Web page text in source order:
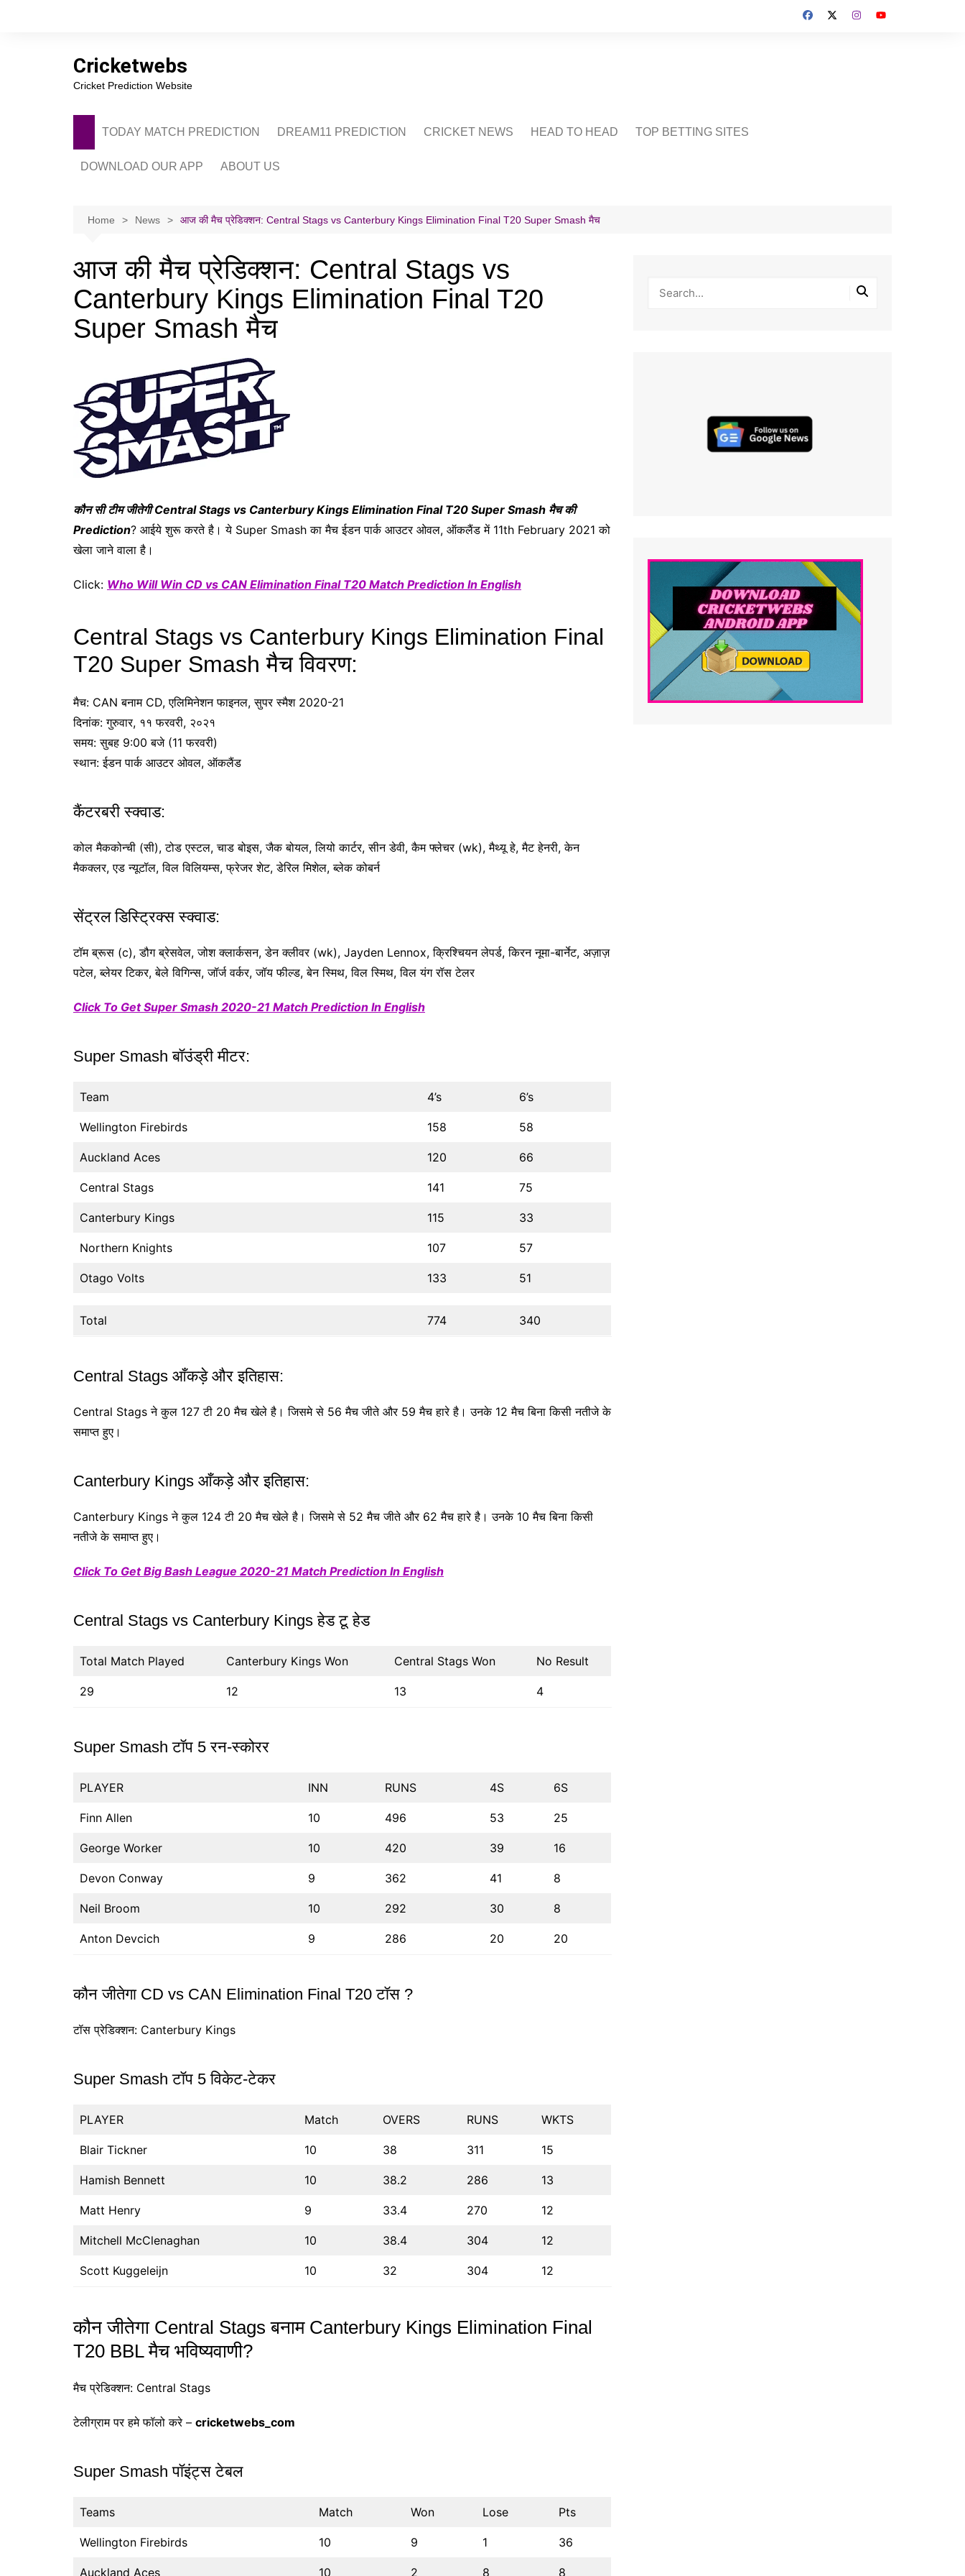
Cricketwebs
Cricket Prediction Website
TODAY MATCH PREDICTION DREAM11 PREDICTION CRICKET NEWS HEAD TO HEAD TOP BETTING SITES
DOWNLOAD OUR APP ABOUT US
CONTACT US
Home News आज की मैच प्रेडिक्शन: Central Stags vs Canterbury Kings Elimination Final T20 Super Smash मैच
आज की मैच प्रेडिक्शन: Central Stags vs
Canterbury Kings Elimination Final T20
Super Smash मैच
कौन सी टीम जीतेगी Central Stags vs Canterbury Kings Elimination Final T20 Super Smash मैच की
Prediction? आईये शुरू करते है। ये Super Smash का मैच ईडन पार्क आउटर ओवल, ऑकलैंड में 11th February 2021 को
खेला जाने वाला है।
Click: Who Will Win CD vs CAN Elimination Final T20 Match Prediction In English
Central Stags vs Canterbury Kings Elimination Final
T20 Super Smash मैच विवरण:
मैच: CAN बनाम CD, एलिमिनेशन फाइनल, सुपर स्मैश 2020-21
दिनांक: गुरुवार, ११ फरवरी, २०२१
समय: सुबह 9:00 बजे (11 फरवरी)
स्थान: ईडन पार्क आउटर ओवल, ऑकलैंड
कैंटरबरी स्क्वाड:
कोल मैककोन्ची (सी), टोड एस्टल, चाड बोइस, जैक बोयल, लियो कार्टर, सीन डेवी, कैम फ्लेचर (wk), मैथ्यू हे, मैट हेनरी, केन
मैकक्लर, एड न्यूटॉल, विल विलियम्स, फ्रेजर शेट, डेरिल मिशेल, ब्लेक कोबर्न
सेंट्रल डिस्ट्रिक्स स्क्वाड:
टॉम ब्रूस (c), डौग ब्रेसवेल, जोश क्लार्कसन, डेन क्लीवर (wk), Jayden Lennox, क्रिश्चियन लेपर्ड, किरन नूमा-बार्नेट, अज़ाज़
पटेल, ब्लेयर टिकर, बेले विगिन्स, जॉर्ज वर्कर, जॉय फील्ड, बेन स्मिथ, विल स्मिथ, विल यंग रॉस टेलर
Click To Get Super Smash 2020-21 Match Prediction In English
Super Smash बॉउंड्री मीटर:
Team 4’s 6’s
Wellington Firebirds 158 58
Auckland Aces 120 66
Central Stags 141 75
Canterbury Kings 115 33
Northern Knights 107 57
Otago Volts 133 51
Total 774 340
Central Stags आँकड़े और इतिहास:
Central Stags ने कुल 127 टी 20 मैच खेले है। जिसमे से 56 मैच जीते और 59 मैच हारे है। उनके 12 मैच बिना किसी नतीजे के
समाप्त हुए।
Canterbury Kings आँकड़े और इतिहास:
Canterbury Kings ने कुल 124 टी 20 मैच खेले है। जिसमे से 52 मैच जीते और 62 मैच हारे है। उनके 10 मैच बिना किसी
नतीजे के समाप्त हुए।
Click To Get Big Bash League 2020-21 Match Prediction In English
Central Stags vs Canterbury Kings हेड टू हेड
Total Match Played Canterbury Kings Won Central Stags Won No Result
29 12 13 4
Super Smash टॉप 5 रन-स्कोरर
PLAYER INN RUNS 4S 6S
Finn Allen 10 496 53 25
George Worker 10 420 39 16
Devon Conway 9 362 41 8
Neil Broom 10 292 30 8
Anton Devcich 9 286 20 20
कौन जीतेगा CD vs CAN Elimination Final T20 टॉस ?
टॉस प्रेडिक्शन: Canterbury Kings
Super Smash टॉप 5 विकेट-टेकर
PLAYER Match OVERS RUNS WKTS
Blair Tickner 10 38 311 15
Hamish Bennett 10 38.2 286 13
Matt Henry 9 33.4 270 12
Mitchell McClenaghan 10 38.4 304 12
Scott Kuggeleijn 10 32 304 12
कौन जीतेगा Central Stags बनाम Canterbury Kings Elimination Final
T20 BBL मैच भविष्यवाणी?
मैच प्रेडिक्शन: Central Stags
टेलीग्राम पर हमे फॉलो करे – cricketwebs_com
Super Smash पॉइंट्स टेबल
Teams Match Won Lose Pts
Wellington Firebirds 10 9 1 36
Auckland Aces 10 2 8 8